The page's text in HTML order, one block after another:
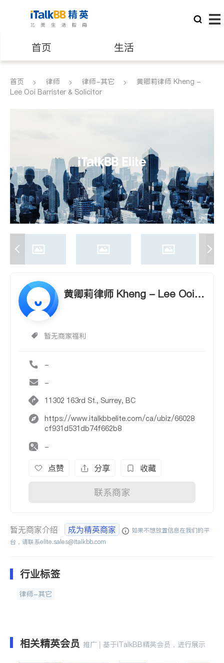
首页 生活
医生 律师
建筑装修
首页 律师 律师-其它
黄卿莉律师 Kheng -
Lee Ooi Barrister & Solicitor
黄卿莉律师 Kheng - Lee Ooi B
暂无商家福利
-
-
11302 163rd St., Surrey, BC
https://www.italkbbelite.com/ca/ubiz/66028
cf931d531db74f662b8
-
点赞 分享 收藏
联系商家
暂无商家介绍 成为精英商家
如果不想放置信息在我们的平
台，请联系elite.sales@italkbb.com
行业标签
律师-其它
相关精英会员 推广 | 基于iTalkBB精英会员，进行展示